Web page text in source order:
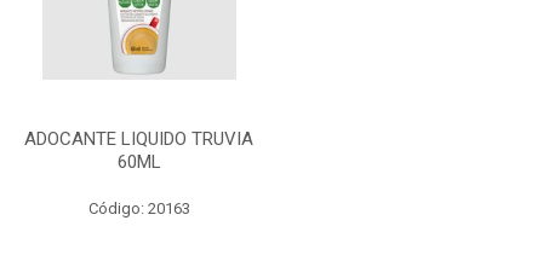
ADOCANTE LIQUIDO TRUVIA
60ML
Código: 20163